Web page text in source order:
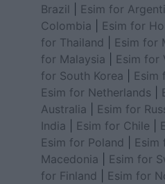
Brazil
Esim for
Colombia
Esim for
for Thailand
Esim for
for Malaysia
Esim for
for South Korea
Esim
Esim for Netherlands
Australia
Esim for
India
Esim for Chile
Esim for Poland
Esim
Macedonia
Esim for
for Finland
Esim for